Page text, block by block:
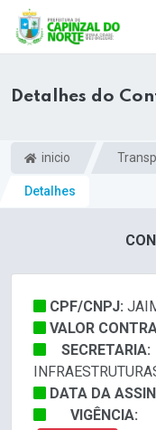
Detalhes do
inicio
Detalhes
CPF/CNPJ:
VALOR
SECRETARIA:
DATA DA
VIGÊNCIA: